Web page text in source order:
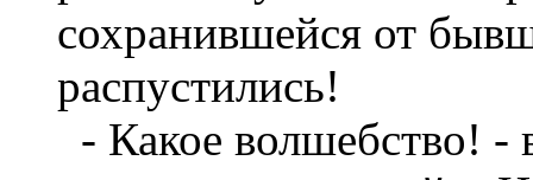
сохранившейся от
распустились!
- Какое волшебство! -